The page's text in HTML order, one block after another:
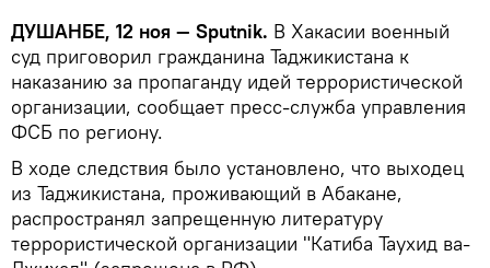
ДУШАНБЕ, 12 ноя — Sputnik. В Хакасии военный
суд приговорил гражданина Таджикистана к
наказанию за пропаганду идей террористической
организации, сообщает пресс-служба управления
ФСБ по региону.
В ходе следствия было установлено, что выходец
из Таджикистана, проживающий в Абакане,
распространял запрещенную литературу
террористической организации "Катиба Таухид ва-